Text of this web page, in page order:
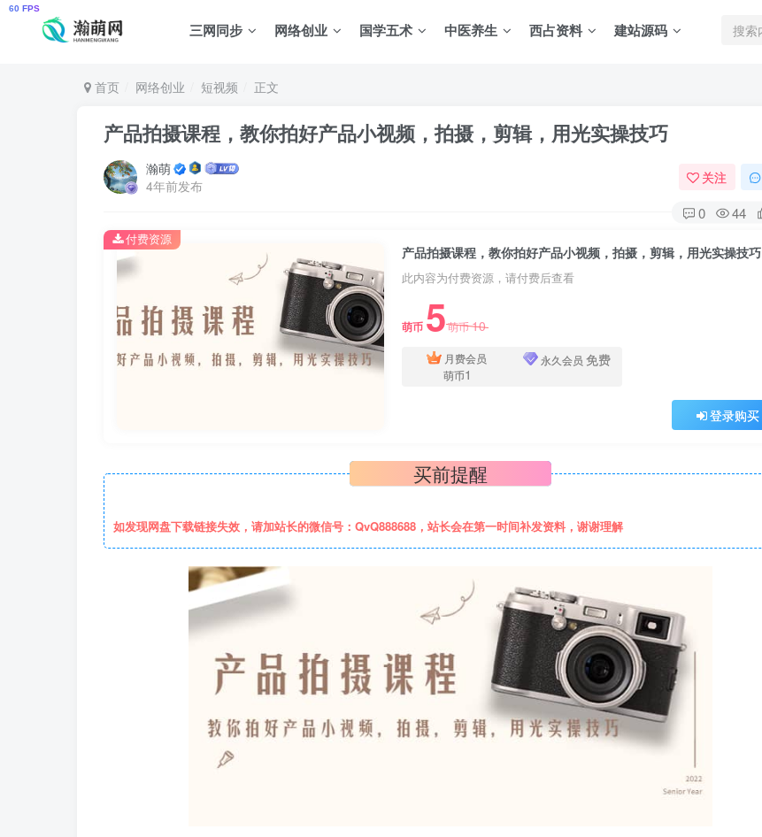
三网同步 网络创业 国学五术 中医养生 西占资料 建站源码
首页 网络创业 短视频 正文
产品拍摄课程，教你拍好产品小视频，拍摄，剪辑，用光实操技巧
瀚萌
4年前发布
关注
0 44
产品拍摄课程，教你拍好产品小视频，拍摄，剪辑，用光实操技巧
此内容为付费资源，请付费后查看
萌币 5萌币10
月费会员
萌币1
永久会员 免费
登录购买
付费资源
买前提醒
如发现网盘下载链接失效，请加站长的微信号：QvQ888688，站长会在第一时间补发资料，谢谢理解